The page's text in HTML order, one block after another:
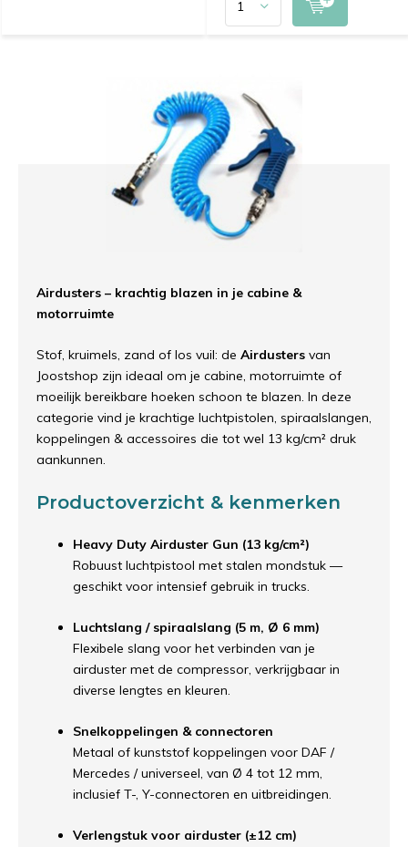
Airdusters – krachtig blazen in je cabine &
motorruimte
Stof, kruimels, zand of los vuil: de Airdusters van
Joostshop zijn ideaal om je cabine, motorruimte of
moeilijk bereikbare hoeken schoon te blazen. In deze
categorie vind je krachtige luchtpistolen, spiraalslangen,
koppelingen & accessoires die tot wel 13 kg/cm² druk
aankunnen.
Productoverzicht & kenmerken
Heavy Duty Airduster Gun (13 kg/cm²)
Robuust luchtpistool met stalen mondstuk —
geschikt voor intensief gebruik in trucks.
Luchtslang / spiraalslang (5 m, Ø 6 mm)
Flexibele slang voor het verbinden van je
airduster met de compressor, verkrijgbaar in
diverse lengtes en kleuren.
Snelkoppelingen & connectoren
Metaal of kunststof koppelingen voor DAF /
Mercedes / universeel, van Ø 4 tot 12 mm,
inclusief T-, Y-connectoren en uitbreidingen.
Verlengstuk voor airduster (±12 cm)